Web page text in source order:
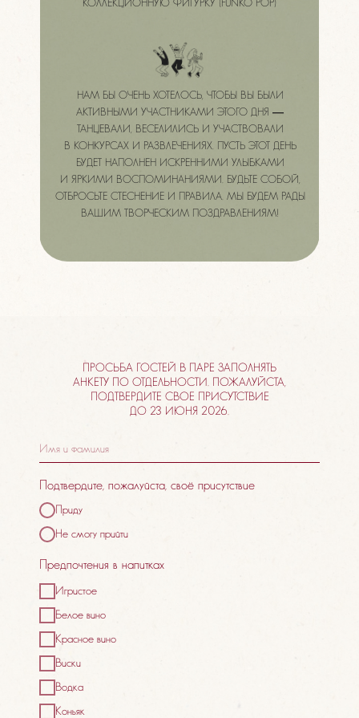
НАМ БЫ ОЧЕНЬ ХОТЕЛОСЬ, ЧТОБЫ ВЫ БЫЛИ
АКТИВНЫМИ УЧАСТНИКАМИ ЭТОГО ДНЯ —
ТАНЦЕВАЛИ, ВЕСЕЛИЛИСЬ И УЧАСТВОВАЛИ
В КОНКУРСАХ И РАЗВЛЕЧЕНИЯХ. ПУСТЬ ЭТОТ ДЕНЬ
БУДЕТ НАПОЛНЕН ИСКРЕННИМИ УЛЫБКАМИ
И ЯРКИМИ ВОСПОМИНАНИЯМИ. БУДЬТЕ СОБОЙ,
ОТБРОСЬТЕ СТЕСНЕНИЕ И ПРАВИЛА. МЫ БУДЕМ РАДЫ
ВАШИМ ТВОРЧЕСКИМ ПОЗДРАВЛЕНИЯМ!
КОЛЛЕКЦИОННУЮ ФИГУРКУ (FUNKO POP)
ПРОСЬБА ГОСТЕЙ В ПАРЕ ЗАПОЛНЯТЬ
АНКЕТУ ПО ОТДЕЛЬНОСТИ. ПОЖАЛУЙСТА,
ПОДТВЕРДИТЕ СВОЕ ПРИСУТСТВИЕ
ДО 23 ИЮНЯ 2026.
Подтвердите, пожалуйста, своё присутствие
Приду
Не смогу прийти
Предпочтения в напитках
Игристое
Белое вино
Красное вино
Виски
Водка
Коньяк